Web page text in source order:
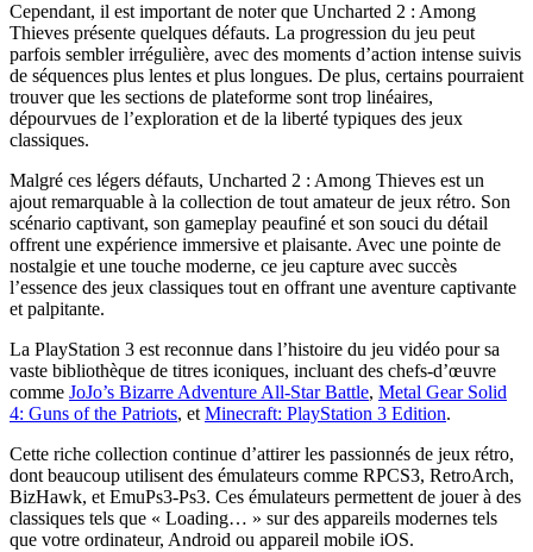
Cependant, il est important de noter que Uncharted 2 : Among
Thieves présente quelques défauts. La progression du jeu peut
parfois sembler irrégulière, avec des moments d’action intense suivis
de séquences plus lentes et plus longues. De plus, certains pourraient
trouver que les sections de plateforme sont trop linéaires,
dépourvues de l’exploration et de la liberté typiques des jeux
classiques.
Malgré ces légers défauts, Uncharted 2 : Among Thieves est un
ajout remarquable à la collection de tout amateur de jeux rétro. Son
scénario captivant, son gameplay peaufiné et son souci du détail
offrent une expérience immersive et plaisante. Avec une pointe de
nostalgie et une touche moderne, ce jeu capture avec succès
l’essence des jeux classiques tout en offrant une aventure captivante
et palpitante.
La PlayStation 3 est reconnue dans l’histoire du jeu vidéo pour sa
vaste bibliothèque de titres iconiques, incluant des chefs-d’œuvre
comme JoJo’s Bizarre Adventure All-Star Battle, Metal Gear Solid
4: Guns of the Patriots, et Minecraft: PlayStation 3 Edition.
Cette riche collection continue d’attirer les passionnés de jeux rétro,
dont beaucoup utilisent des émulateurs comme RPCS3, RetroArch,
BizHawk, et EmuPs3-Ps3. Ces émulateurs permettent de jouer à des
classiques tels que « Loading… » sur des appareils modernes tels
que votre ordinateur, Android ou appareil mobile iOS.